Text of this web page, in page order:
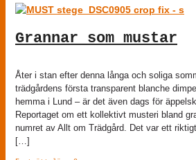
Grannar som mustar
Åter i stan efter denna långa och soliga
trädgårdens första transparent blanche
hemma i Lund – är det även dags för
Reportaget om ett kollektivt musteri bland
numret av Allt om Trädgård. Det var ett
[…]